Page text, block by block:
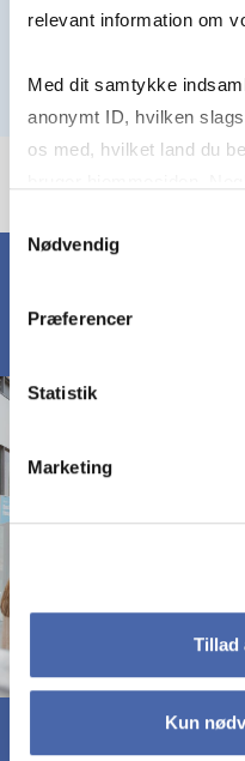
relevant information om
Med dit samtykke
anonymt ID, hvilken
os med, hvilket land du
markedsføring. Du
Nødvendig
Præferencer
Statistik
Marketing
Tillad
Kun